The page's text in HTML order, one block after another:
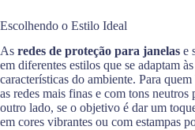
Escolhendo o Estilo Ideal
As redes de proteção para janelas e
em diferentes estilos que se adaptam
características do ambiente. Para
as redes mais finas e com tons
outro lado, se o objetivo é dar um
em cores vibrantes ou com estampas